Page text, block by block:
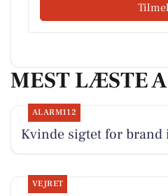
MEST LÆSTE
ALARM112
Kvinde sigtet for
VEJRET